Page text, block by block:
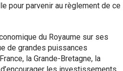
pour parvenir au règlement de ce
du Royaume sur ses
de grandes puissances
la Grande-Bretagne, la
les investissements